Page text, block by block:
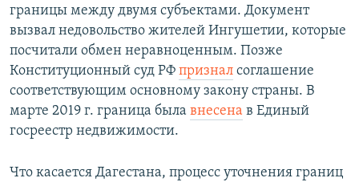
границы между двумя субъектами. Документ
вызвал недовольство жителей Ингушетии, которые
посчитали обмен неравноценным. Позже
Конституционный суд РФ признал соглашение
соответствующим основному закону страны. В
марте 2019 г. граница была внесена в Единый
госреестр недвижимости.
Что касается Дагестана, процесс уточнения границ